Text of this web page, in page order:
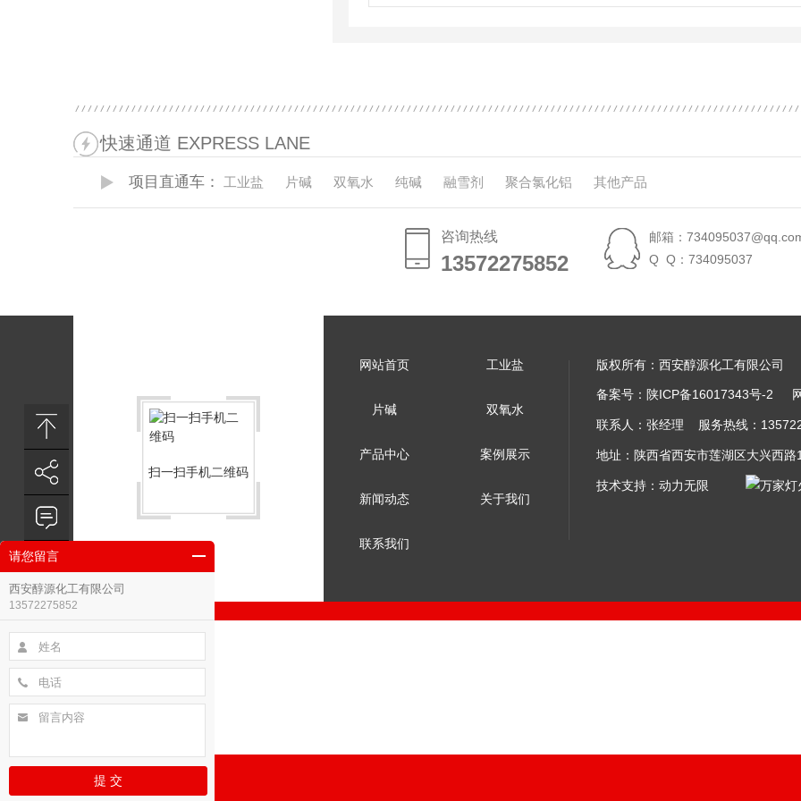
快速通道 EXPRESS LANE
项目直通车： 工业盐 片碱 双氧水 纯碱 融雪剂 聚合氯化铝 其他产品
咨询热线
13572275852
13572275852
邮箱：
Q Q：734095037
扫一扫手机二维码
网站首页 工业盐
片碱 双氧水
产品中心 案例展示
新闻动态 关于我们
联系我们
版权所有：西安醇源化工有限公司
备案号： 陕ICP备16017343号-2
联系人：张经理 服务热线：
地址：陕西省西安市莲湖区大兴西
技术支持： 动力无限
请您留言
西安醇源化工有限公司
13572275852
提 交
在线客服
QQ咨询
扫一扫更精彩